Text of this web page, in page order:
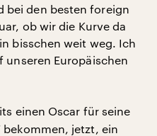
bei den besten foreign
ob wir die Kurve da
bisschen weit weg. Ich
Europäischen
einen Oscar für seine
bekommen, jetzt, ein